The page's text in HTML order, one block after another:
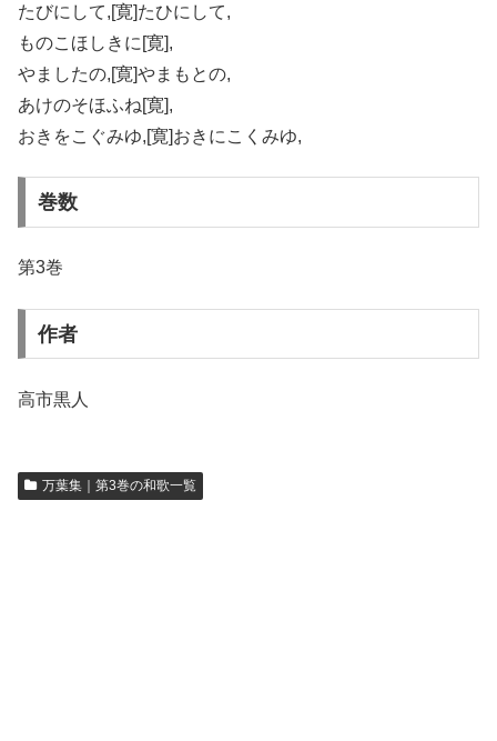
たびにして,[寛]たひにして,
ものこほしきに[寛],
やましたの,[寛]やまもとの,
あけのそほふね[寛],
おきをこぐみゆ,[寛]おきにこくみゆ,
巻数
第3巻
作者
高市黒人
万葉集｜第3巻の和歌一覧